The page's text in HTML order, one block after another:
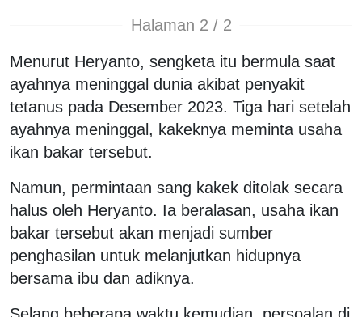
Halaman 2 / 2
Menurut Heryanto, sengketa itu bermula saat
ayahnya meninggal dunia akibat penyakit
tetanus pada Desember 2023. Tiga hari setelah
ayahnya meninggal, kakeknya meminta usaha
ikan bakar tersebut.
Namun, permintaan sang kakek ditolak secara
halus oleh Heryanto. Ia beralasan, usaha ikan
bakar tersebut akan menjadi sumber
penghasilan untuk melanjutkan hidupnya
bersama ibu dan adiknya.